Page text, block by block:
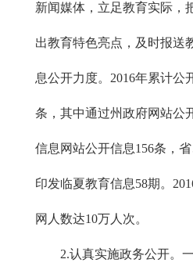
新闻媒体，立足教育实际，
出教育特色亮点，及时报送
息公开力度。2016年累计公
条，其中通过州政府网站公
信息网站公开信息156条，省
印发临夏教育信息58期。
网人数达10万人次。
2.认真实施政务公开。一